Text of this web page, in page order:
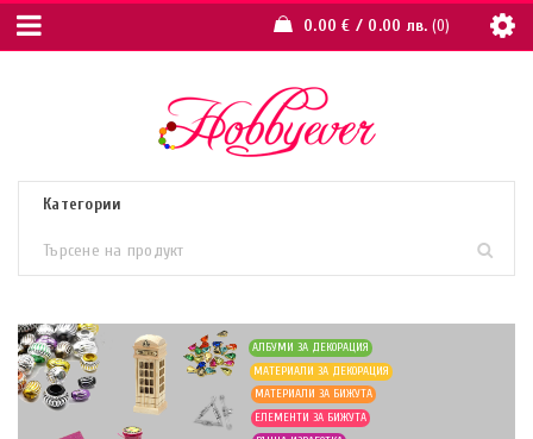
0.00€ / 0.00 лв. 0
АЛБУМИ ЗА ДЕКОРАЦИЯ
МАТЕРИАЛИ ЗА ДЕКОРАЦИЯ
МАТЕРИАЛИ ЗА БИЖУТА
ЕЛЕМЕНТИ ЗА БИЖУТА